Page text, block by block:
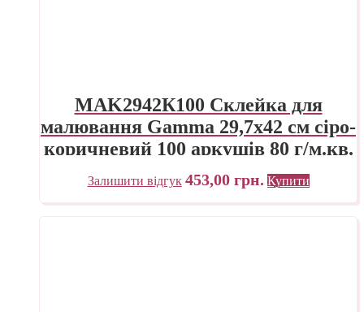
MAK2942К100 Склейка для
малювання Gamma 29,7х42 см сіро-
коричневий 100 аркушів 80 г/м.кв.
Залишити відгук 453,00 грн. Купити